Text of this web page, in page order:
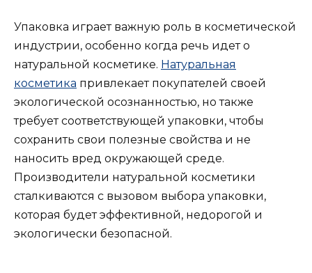
Упаковка играет важную роль в косметической
индустрии, особенно когда речь идет о
натуральной косметике. Натуральная
косметика привлекает покупателей своей
экологической осознанностью, но также
требует соответствующей упаковки, чтобы
сохранить свои полезные свойства и не
наносить вред окружающей среде.
Производители натуральной косметики
сталкиваются с вызовом выбора упаковки,
которая будет эффективной, недорогой и
экологически безопасной.